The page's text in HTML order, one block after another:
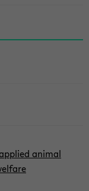
animal